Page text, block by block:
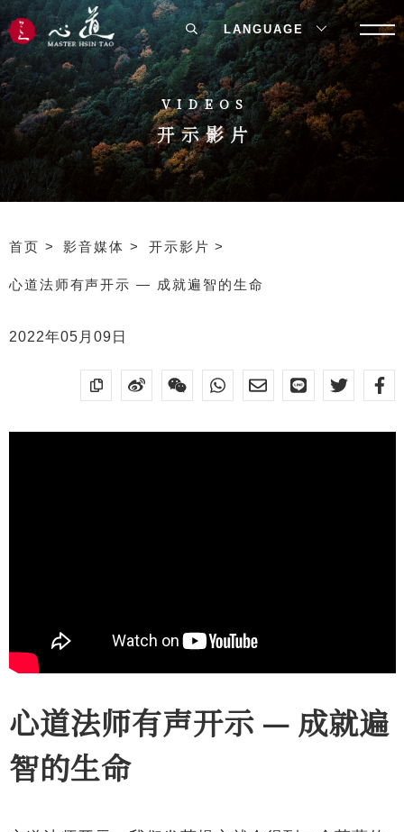
VIDEOS
开示影片
首页 影音媒体 开示影片
心道法师有声开示 — 成就遍智的生命
2022年05月09日
心道法师有声开示 — 成就遍
智的生命
LANGUAGE